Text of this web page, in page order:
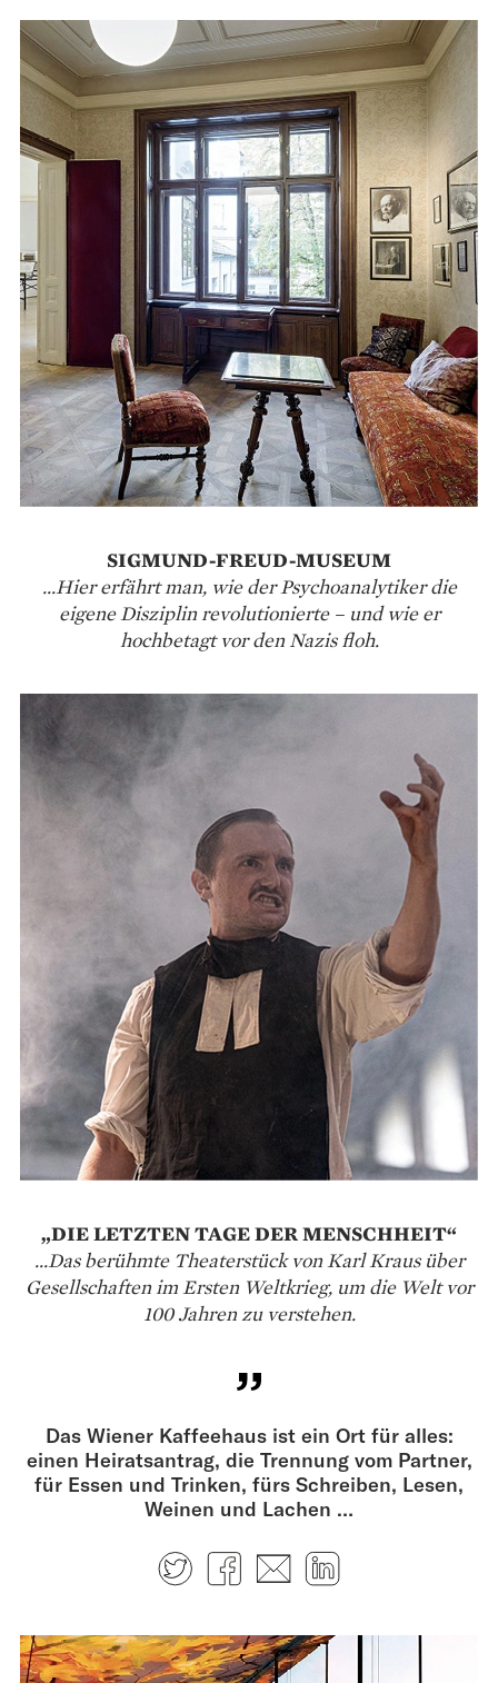
SIGMUND-FREUD-MUSEUM
...Hier erfährt man, wie der Psychoanalytiker die
eigene Disziplin revolutionierte – und wie er
hochbetagt vor den Nazis floh.
„DIE LETZTEN TAGE DER MENSCHHEIT“
...Das berühmte Theaterstück von Karl Kraus über
Gesellschaften im Ersten Weltkrieg, um die Welt vor
100 Jahren zu verstehen.
Das Wiener Kaffeehaus ist ein Ort für alles:
einen Heiratsantrag, die Trennung vom Partner,
für Essen und Trinken, fürs Schreiben, Lesen,
Weinen und Lachen …
TwitterFacebook
E-mail